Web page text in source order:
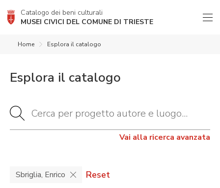
Catalogo dei beni culturali
MUSEI CIVICI DEL COMUNE DI TRIESTE
Home Esplora il catalogo
Esplora il catalogo
Vai alla ricerca avanzata
Sbriglia, Enrico Reset